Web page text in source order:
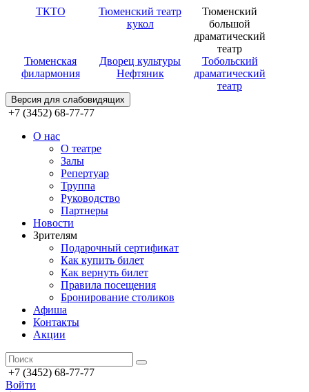
ТКТО
Тюменский театр
кукол
Тюменский
большой
драматический
театр
Тюменская
филармония
Дворец культуры
Нефтяник
Тобольский
драматический
театр
Версия для слабовидящих
+7 (3452) 68-77-77
О нас
О театре
Залы
Репертуар
Труппа
Руководство
Партнеры
Новости
Зрителям
Подарочный сертификат
Как купить билет
Как вернуть билет
Правила посещения
Бронирование столиков
Афиша
Контакты
Акции
+7 (3452) 68-77-77
Войти